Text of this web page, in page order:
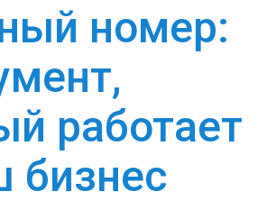
номер:
работает
бизнес